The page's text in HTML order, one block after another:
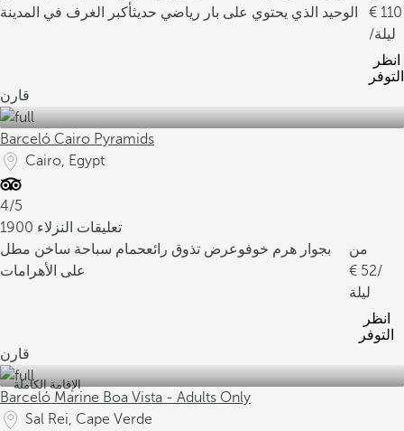
الوحيد الذي يحتوي على بار رياضي حديثأكبر الغرف في المدينة
110
/ليلة
انظر
التوفر
قارن
Barceló Cairo Pyramids
Cairo, Egypt
4/5
1900 تعليقات النزلاء
بجوار هرم خوفوعرض تذوق رائعحمام سباحة ساخن مطل
على الأهرامات
من
52/
ليلة
انظر
التوفر
قارن
الإقامة الكاملة
Barceló Marine Boa Vista - Adults Only
Sal Rei, Cape Verde